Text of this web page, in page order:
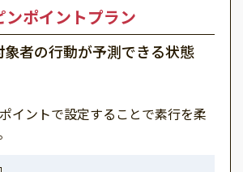
ンポイントプラン
象者の行動が予測できる状態
イントで設定することで素行を柔